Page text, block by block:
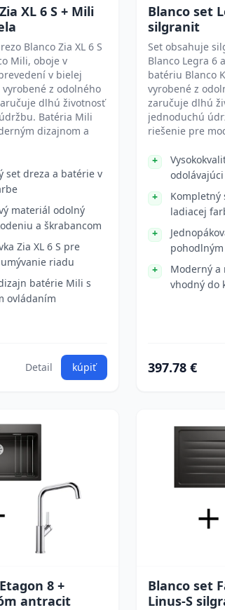
XL 6 S + Mili
Blanco Zia XL 6 S
Mili, oboje v
v bielej
z odolného
dlhú životnosť
Batéria Mili
dizajnom a
set dreza a batérie v
materiál odolný
a škrabancom
Zia XL 6 S pre
riadu
batérie Mili s
ovládaním
Detail kúpiť
Blanco set
silgranit
Set obsahuje
Blanco Legra 6
batériu Blanco
vyrobené z
zaručuje dlhú
jednoduchú
riešenie pre
Kompletný
ladiacej
Moderný a
vhodný do
397.78 €
8 +
antracit
Blanco set
Linus-S